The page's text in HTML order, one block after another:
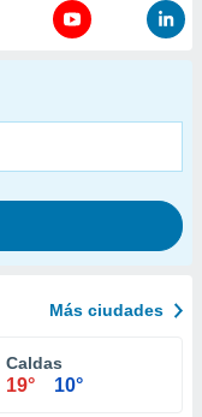
Más ciudades
Caldas
19° 10°